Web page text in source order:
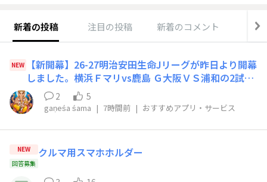
新着の投稿 注目の投稿 新着のコメント
NEW
【新開幕】26-27明治安田生命Jリーグが昨日より開幕
しました。横浜Ｆマリvs鹿島 Ｇ大阪ＶＳ浦和の2試
合。Ｊリーグ公式https://www.jleague.jp/本日8/8
8/9からJ1 J2 J3の全クラブチームの開幕戦となりま
す。ここから世界だ！​2026/27シーズン Ｊリーグ開幕
セレモ
2 5
gaṇeśa śama | 7時間前 | おすすめアプリ・サービス
NEW
回答募集
クルマ用スマホホルダー